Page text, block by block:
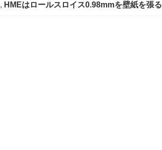
, HMEはロールスロイス0.98mmを壁紙を張る